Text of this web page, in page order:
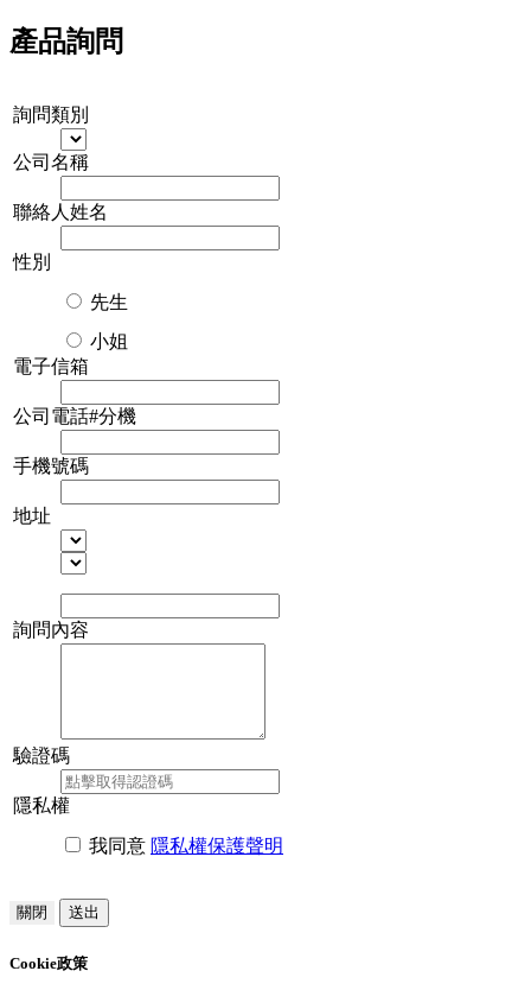
產品詢問
詢問類別
公司名稱
聯絡人姓名
性別
先生
小姐
電子信箱
公司電話#分機
手機號碼
地址
詢問內容
驗證碼
隱私權
我同意 隱私權保護聲明
關閉 送出
Cookie政策